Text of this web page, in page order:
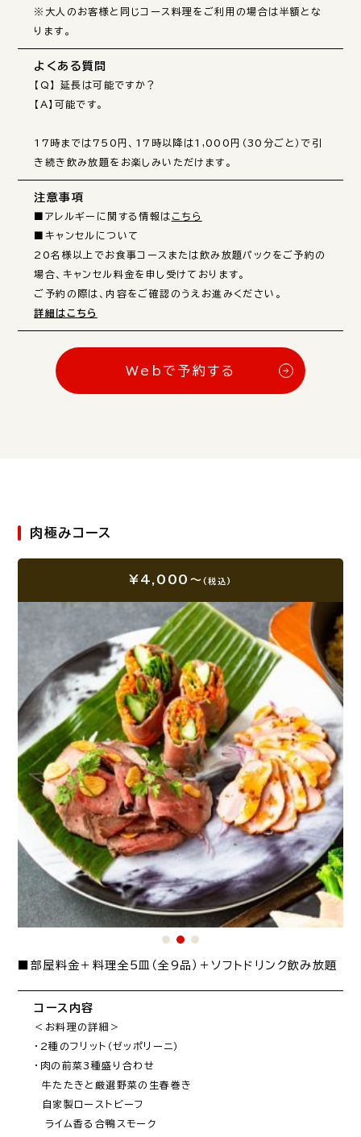
※大人のお客様と同じコース料理をご利用の場合は半額とな
ります。
よくある質問
【Q】 延長は可能ですか？
【A】可能です。
17時までは750円、17時以降は1,000円（30分ごと）で引
き続き飲み放題をお楽しみいただけます。
注意事項
■アレルギーに関する情報は こちら
■キャンセルについて
20名様以上でお食事コースまたは飲み放題パックをご予約の
場合、キャンセル料金を申し受けております。
詳細はこちら
Webで予約する
肉極みコース
¥4,000～(税込)
■部屋料金＋料理全5皿（全9品）＋ソフトドリンク飲み放題
コース内容
＜お料理の詳細＞
・2種のフリット（ゼッポリーニ）
・肉の前菜3種盛り合わせ
牛たたきと厳選野菜の生春巻き
自家製ローストビーフ
ライム香る合鴨スモーク